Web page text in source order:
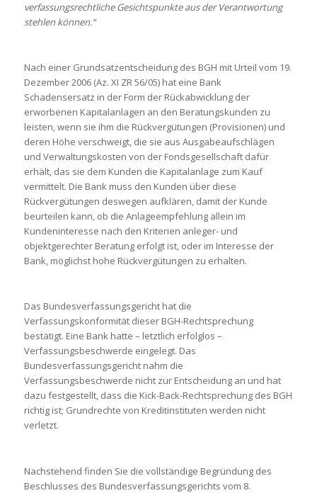
verfassungsrechtliche Gesichtspunkte aus der Verantwortung
stehlen können.“
Nach einer Grundsatzentscheidung des BGH mit Urteil vom 19.
Dezember 2006 (Az. XI ZR 56/05) hat eine Bank
Schadensersatz in der Form der Rückabwicklung der
erworbenen Kapitalanlagen an den Beratungskunden zu
leisten, wenn sie ihm die Rückvergütungen (Provisionen) und
deren Höhe verschweigt, die sie aus Ausgabeaufschlägen
und Verwaltungskosten von der Fondsgesellschaft dafür
erhält, das sie dem Kunden die Kapitalanlage zum Kauf
vermittelt. Die Bank muss den Kunden über diese
Rückvergütungen deswegen aufklären, damit der Kunde
beurteilen kann, ob die Anlageempfehlung allein im
Kundeninteresse nach den Kriterien anleger- und
objektgerechter Beratung erfolgt ist, oder im Interesse der
Bank, möglichst hohe Rückvergütungen zu erhalten.
Das Bundesverfassungsgericht hat die
Verfassungskonformität dieser BGH-Rechtsprechung
bestätigt. Eine Bank hatte – letztlich erfolglos –
Verfassungsbeschwerde eingelegt. Das
Bundesverfassungsgericht nahm die
Verfassungsbeschwerde nicht zur Entscheidung an und hat
dazu festgestellt, dass die Kick-Back-Rechtsprechung des BGH
richtig ist; Grundrechte von Kreditinstituten werden nicht
verletzt.
Nachstehend finden Sie die vollständige Begründung des
Beschlusses des Bundesverfassungsgerichts vom 8.